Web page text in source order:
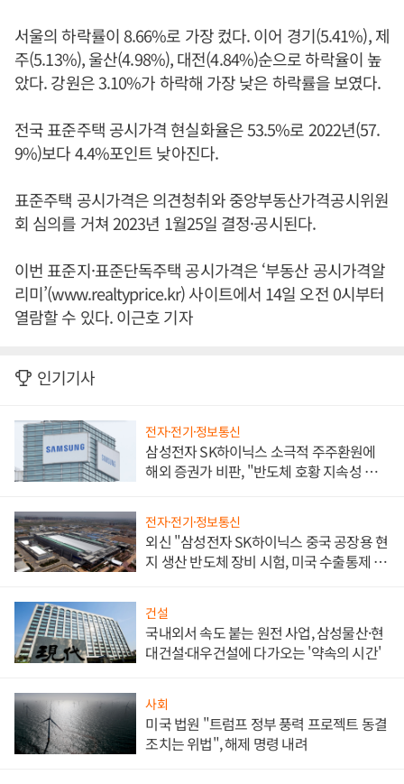
서울의 하락률이 8.66%로 가장 컸다. 이어 경기(5.41%), 제
주(5.13%), 울산(4.98%), 대전(4.84%)순으로 하락율이 높
았다. 강원은 3.10%가 하락해 가장 낮은 하락률을 보였다.
전국 표준주택 공시가격 현실화율은 53.5%로 2022년(57.
9%)보다 4.4%포인트 낮아진다.
표준주택 공시가격은 의견청취와 중앙부동산가격공시위원
회 심의를 거쳐 2023년 1월25일 결정·공시된다.
이번 표준지·표준단독주택 공시가격은 ‘부동산 공시가격알
리미’(www.realtyprice.kr) 사이트에서 14일 오전 0시부터
열람할 수 있다. 이근호 기자
인기기사
전자·전기·정보통신
삼성전자 SK하이닉스 소극적 주주환원에
해외 증권가 비판, "반도체 호황 지속성 의
전자·전기·정보통신
외신 "삼성전자 SK하이닉스 중국 공장용 현
지 생산 반도체 장비 시험, 미국 수출통제 대
건설
국내외서 속도 붙는 원전 사업, 삼성물산·현
대건설·대우건설에 다가오는 '약속의 시간'
사회
미국 법원 "트럼프 정부 풍력 프로젝트 동결
조치는 위법", 해제 명령 내려